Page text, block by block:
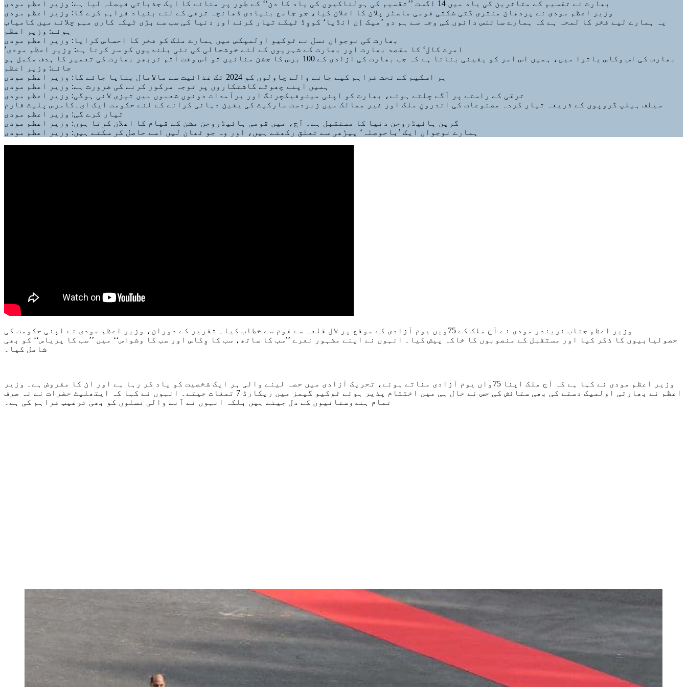
بھارت نے تقسیم کے متاثرین کی یاد میں 14 اگست ’’تقسیم کی ہولناکیوں کی یاد کا دن‘‘ کے طور پر منانے کا ایک جذباتی فیصلہ لیا ہے: وزیر اعظم مودی
وزیر اعظم مودی نے پردھان منتری گتی شکتی قومی ماسٹر پلان کا اعلان کیا، جو جامع بنیادی ڈھانچہ ترقی کے لئے بنیاد فراہم کرے گا: وزیر اعظم مودی
یہ ہمارے لیے فخر کا لمحہ ہے کہ ہمارے سائنس دانوں کی وجہ سے ہم دو ’میک اِن انڈیا‘ کووِڈ ٹیکے تیار کرنے اور دنیا کی سب سے بڑی ٹیکہ کاری مہم چلانے میں کامیاب
ہوئے: وزیر اعظم
بھارت کی نوجوان نسل نے ٹوکیو اولمپکس میں ہمارے ملک کو فخر کا احساس کرایا: وزیر اعظم مودی
’امرت کال‘ کا مقصد بھارت اور بھارت کے شہریوں کے لئے خوشحالی کی نئی بلندیوں کو سر کرنا ہے: وزیر اعظم مودی
بھارت کی اس وکاس یاترا میں، ہمیں اس امر کو یقینی بنانا ہے کہ جب بھارت کی آزادی کے 100 برس کا جشن منائیں تو اس وقت آتم نربھر بھارت کی تعمیر کا ہدف مکمل ہو
جائے: وزیر اعظم
ہر اسکیم کے تحت فراہم کیے جانے والے چاولوں کو 2024 تک غذائیت سے مالامال بنایا جائے گا: وزیر اعظم مودی
ہمیں اپنے چھوٹے کاشتکاروں پر توجہ مرکوز کرنے کی ضرورت ہے: وزیر اعظم مودی
ترقی کے راستے پر آگے چلتے ہوئے، بھارت کو اپنی مینوفیکچرنگ اور برآمدات دونوں شعبوں میں تیزی لانی ہوگی: وزیر اعظم مودی
سیلف ہیلپ گروپوں کے ذریعہ تیار کردہ مصنوعات کی اندرونِ ملک اور غیر ممالک میں زبردست مارکیٹ کی یقین دہانی کرانے کے لئے حکومت ایک ای۔کامرس پلیٹ فارم
تیار کرے گی: وزیر اعظم مودی
گرین ہائیڈروجن دنیا کا مستقبل ہے۔ آج، میں قومی ہائیڈروجن مشن کے قیام کا اعلان کرتا ہوں: وزیر اعظم مودی
ہمارے نوجوان ایک ’باحوصلہ‘ پیڑھی سے تعلق رکھتے ہیں، اور وہ جو ٹھان لیں اسے حاصل کر سکتے ہیں: وزیر اعظم مودی
وزیر اعظم جناب نریندر مودی نے آج ملک کے 75ویں یوم آزادی کے موقع پر لال قلعہ سے قوم سے خطاب کیا۔ تقریر کے دوران، وزیر اعظم مودی نے اپنی حکومت کی
حصولیابیوں کا ذکر کیا اور مستقبل کے منصوبوں کا خاکہ پیش کیا۔ انہوں نے اپنے مشہور نعرے ’’سب کا ساتھ، سب کا وِکاس اور سب کا وشواس‘‘ میں ’’سب کا پریاس‘‘ کو بھی
شامل کیا۔
وزیر اعظم مودی نے کہا ہے کہ آج ملک اپنا 75واں یوم آزادی مناتے ہوئے، تحریک آزادی میں حصہ لینے والی ہر ایک شخصیت کو یاد کر رہا ہے اور ان کا مقروض ہے۔ وزیر
اعظم نے بھارتی اولمپک دستے کی بھی ستائش کی جس نے حال ہی میں اختتام پذیر ہوئے ٹوکیو گیمز میں ریکارڈ 7 تمغات جیتے۔ انہوں نے کہا کہ ایتھلیٹ حضرات نے نہ صرف
تمام ہندوستانیوں کے دل جیتے ہیں بلکہ انہوں نے آنے والی نسلوں کو بھی ترغیب فراہم کی ہے۔